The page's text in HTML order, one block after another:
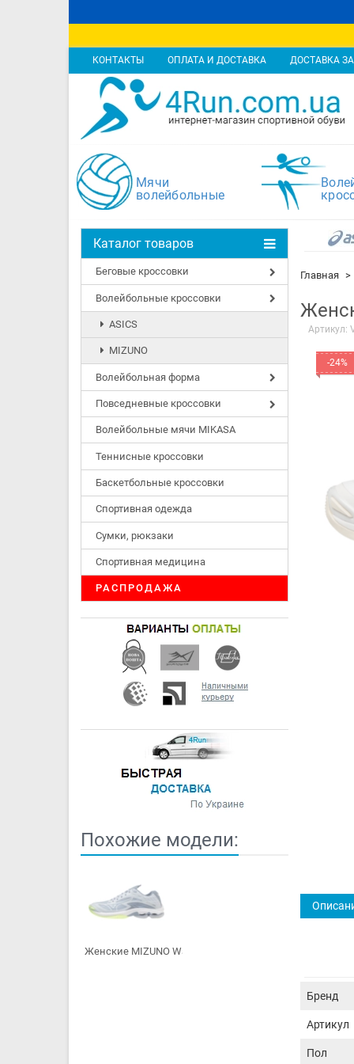
КОНТАКТЫ ОПЛАТА И ДОСТАВКА ДОСТАВКА
Мячи
волейбольные
Каталог товаров
Беговые кроссовки
Волейбольные кроссовки
ASICS
MIZUNO
Волейбольная форма
Повседневные кроссовки
Волейбольные мячи MIKASA
Теннисные кроссовки
Баскетбольные кроссовки
Спортивная одежда
Сумки, рюкзаки
Спортивная медицина
РАСПРОДАЖА
Похожие модели:
Женские MIZUNO Wa...
Главная
Артикул:
-24%
Бренд
Артикул
Пол